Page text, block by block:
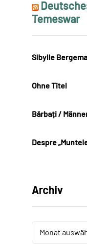
Temeswar
Sibylle
Ohne Titel
Bărbați /
Despre
Archiv
Archiv
Monat
Archiv